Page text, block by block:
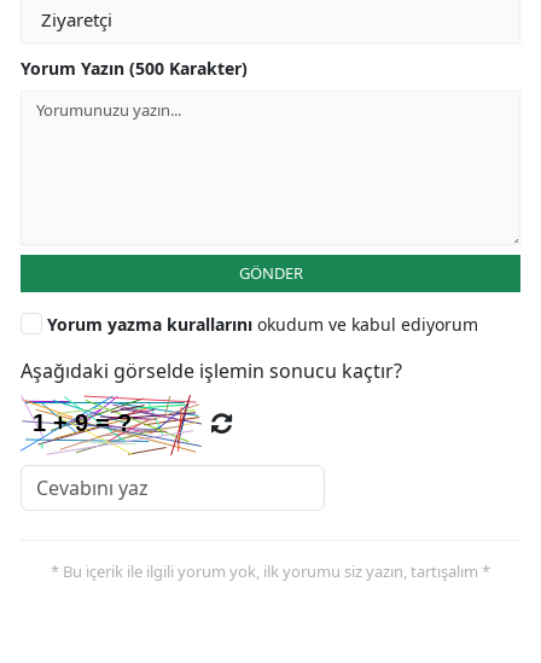
Yorum Yazın (500 Karakter)
GÖNDER
Yorum yazma kurallarını okudum ve kabul ediyorum
Aşağıdaki görselde işlemin sonucu kaçtır?
* Bu içerik ile ilgili yorum yok, ilk yorumu siz yazın, tartışalım *